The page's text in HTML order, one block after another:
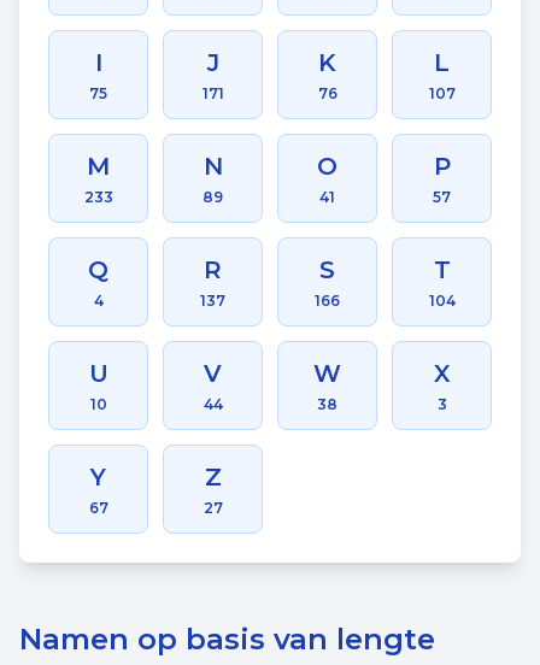
I
75
J
171
K
76
L
107
M
233
N
89
O
41
P
57
Q
4
R
137
S
166
T
104
U
10
V
44
W
38
X
3
Y
67
Z
27
Namen op basis van lengte